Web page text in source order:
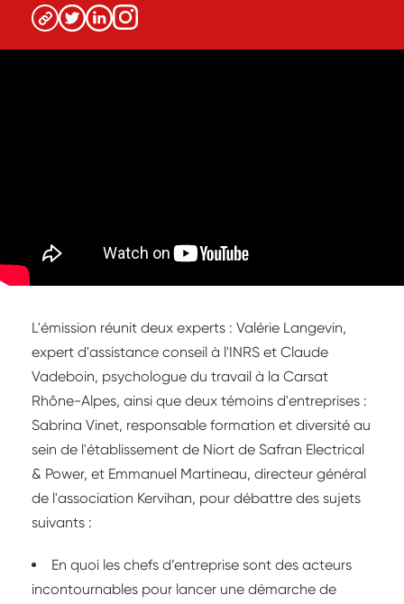
L'émission réunit deux experts : Valérie Langevin,
expert d'assistance conseil à l'INRS et Claude
Vadeboin, psychologue du travail à la Carsat
Rhône-Alpes, ainsi que deux témoins d'entreprises :
Sabrina Vinet, responsable formation et diversité au
sein de l'établissement de Niort de Safran Electrical
& Power, et Emmanuel Martineau, directeur général
de l'association Kervihan, pour débattre des sujets
suivants :
En quoi les chefs d’entreprise sont des acteurs
incontournables pour lancer une démarche de